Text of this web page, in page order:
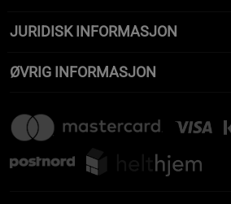
JURIDISK INFORMASJON
ØVRIG INFORMASJON